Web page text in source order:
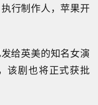
行制作人，苹果开
给英美的知名女演
该剧也将正式获批